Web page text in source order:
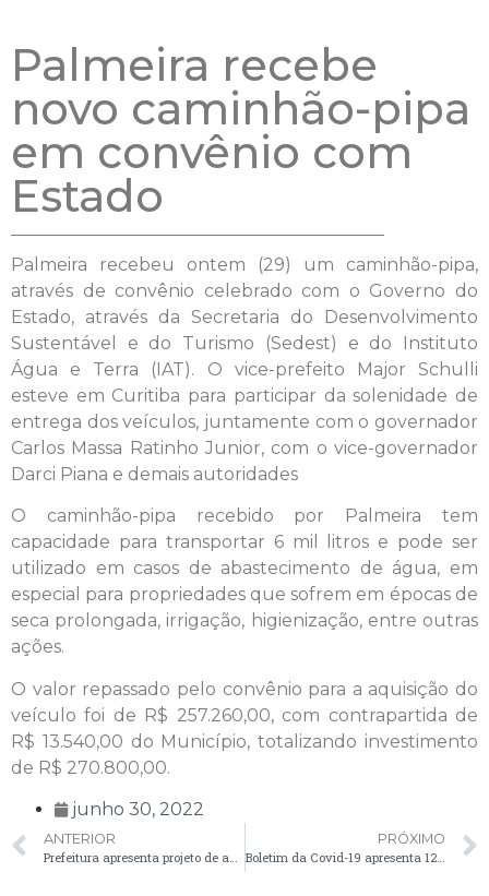
Palmeira recebe
novo caminhão-pipa
em convênio com
Estado
Palmeira recebeu ontem (29) um caminhão-pipa,
através de convênio celebrado com o Governo do
Estado, através da Secretaria do Desenvolvimento
Sustentável e do Turismo (Sedest) e do Instituto
Água e Terra (IAT). O vice-prefeito Major Schulli
esteve em Curitiba para participar da solenidade de
entrega dos veículos, juntamente com o governador
Carlos Massa Ratinho Junior, com o vice-governador
Darci Piana e demais autoridades
O caminhão-pipa recebido por Palmeira tem
capacidade para transportar 6 mil litros e pode ser
utilizado em casos de abastecimento de água, em
especial para propriedades que sofrem em épocas de
seca prolongada, irrigação, higienização, entre outras
ações.
O valor repassado pelo convênio para a aquisição do
veículo foi de R$ 257.260,00, com contrapartida de
R$ 13.540,00 do Município, totalizando investimento
de R$ 270.800,00.
junho 30, 2022
ANTERIOR
Prefeitura apresenta projeto de ampliação e reforma da UBS de Santa Bárbara
PRÓXIMO
Boletim da Covid-19 apresenta 12 novos casos nesta quinta-feira (30)